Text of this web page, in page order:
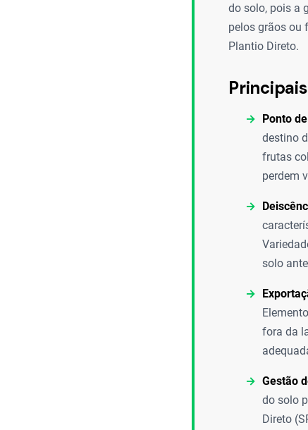
do solo, pois a
pelos grãos ou
Plantio Direto.
Ponto
destino
frutas
perdem
solo
fora da
Gestão
do solo
Direto